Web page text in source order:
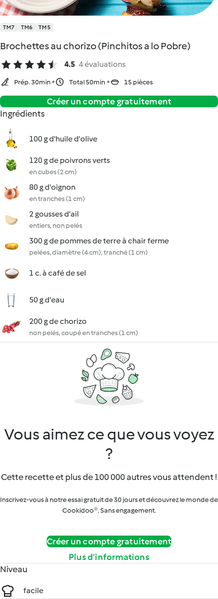
TM7 TM6 TM5
Brochettes au chorizo (Pinchitos a lo Pobre)
4.5 4 évaluations
Prép. 30min Total 50min 15 pièces
Créer un compte gratuitement
Ingrédients
100 g d'huile d'olive
120 g de poivrons verts
en cubes (2 cm)
80 g d'oignon
en tranches (1 cm)
2 gousses d'ail
entiers, non pelés
300 g de pommes de terre à chair ferme
pelées, diamètre (4 cm), tranché (1 cm)
1 c. à café de sel
50 g d'eau
200 g de chorizo
non pelés, coupé en tranches (1 cm)
Vous aimez ce que vous voyez
?
Cette recette et plus de 100 000 autres vous attendent !
Inscrivez-vous à notre essai gratuit de 30 jours et découvrez le monde de
Cookidoo®. Sans engagement.
Créer un compte gratuitement
Plus d’informations
Niveau
facile